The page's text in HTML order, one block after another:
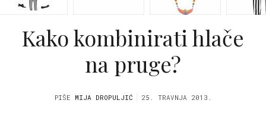
Kako kombinirati hlače
na pruge?
PIŠE MIJA DROPULJIĆ 25. TRAVNJA 2013.